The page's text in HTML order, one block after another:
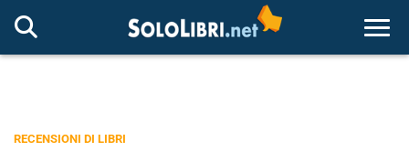
RECENSIONI DI LIBRI